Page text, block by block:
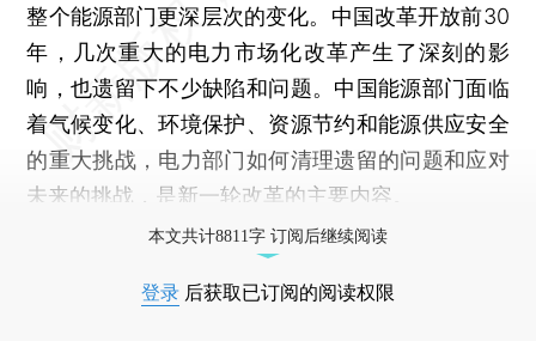
整个能源部门更深层次的变化。中国改革开放前30
年，几次重大的电力市场化改革产生了深刻的影
响，也遗留下不少缺陷和问题。中国能源部门面临
着气候变化、环境保护、资源节约和能源供应安全
的重大挑战，电力部门如何清理遗留的问题和应对
未来的挑战，是新一轮改革的主要内容。
本文共计8811字 订阅后继续阅读
登录 后获取已订阅的阅读权限